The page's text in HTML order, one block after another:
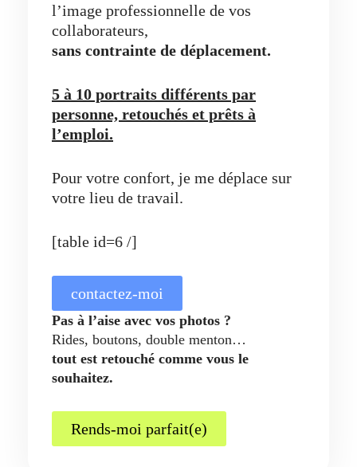
l’image professionnelle de vos
collaborateurs,
sans contrainte de déplacement.
5 à 10 portraits différents par
personne, retouchés et prêts à
l’emploi.
Pour votre confort, je me déplace sur
votre lieu de travail.
[table id=6 /]
contactez-moi
Pas à l’aise avec vos photos ?
Rides, boutons, double menton…
tout est retouché comme vous le
souhaitez.
Rends-moi parfait(e)